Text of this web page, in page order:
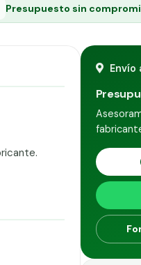
Presupuesto sin
Envío